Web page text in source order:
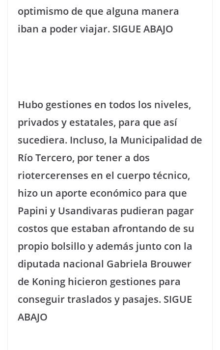
optimismo de que alguna manera
iban a poder viajar. SIGUE ABAJO
Hubo gestiones en todos los niveles,
privados y estatales, para que así
sucediera. Incluso, la Municipalidad de
Río Tercero, por tener a dos
riotercerenses en el cuerpo técnico,
hizo un aporte económico para que
Papini y Usandivaras pudieran pagar
costos que estaban afrontando de su
propio bolsillo y además junto con la
diputada nacional Gabriela Brouwer
de Koning hicieron gestiones para
conseguir traslados y pasajes. SIGUE
ABAJO